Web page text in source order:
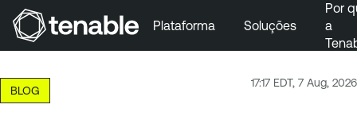
Ir para o conteúdo principal
Ir para o fim
Plataforma Soluções
Por
a
17:17 EDT, 7 Aug, 2026
BLOG